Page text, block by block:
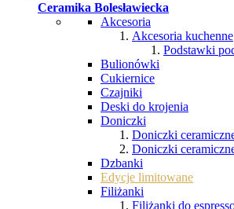
Ceramika Bolesławiecka
Akcesoria
Akcesoria kuchenne
Podstawki
Bulionówki
Cukiernice
Czajniki
Deski do krojenia
Doniczki
Doniczki
Doniczki
Dzbanki
Edycje limitowane
Filiżanki
Filiżanki do